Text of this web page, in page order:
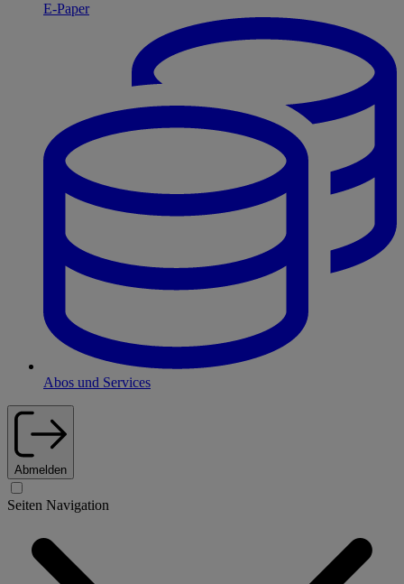
E-Paper
Abos und Services
Abmelden
Seiten Navigation